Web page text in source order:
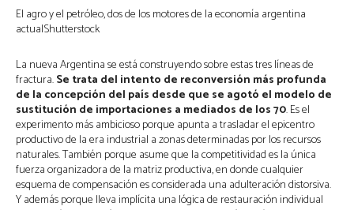
El agro y el petróleo, dos de los motores de la economía argentina
actualShutterstock
La nueva Argentina se está construyendo sobre estas tres líneas de
fractura.Se trata del intento de reconversión más profunda
de la concepción del país desde que se agotó el modelo de
sustitución de importaciones a mediados de los 70. Es el
experimento más ambicioso porque apunta a trasladar el epicentro
productivo de la era industrial a zonas determinadas por los recursos
naturales. También porque asume que la competitividad es la única
fuerza organizadora de la matriz productiva, en donde cualquier
esquema de compensación es considerada una adulteración distorsiva.
Y además porque lleva implícita una lógica de restauración individual